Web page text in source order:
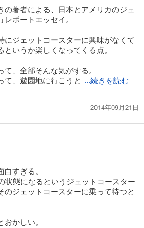
の著者による、日本とアメリカのジェ
ポートエッセイ。
にジェットコースターに興味がなくて
いうか楽しくなってくる点。
、全部そんな気がする。
て、遊園地に行こうと
...続きを読む
2014年09月21日
すぎる。
状態になるというジェットコースター
のジェットコースターに乗って待つと
かしい。